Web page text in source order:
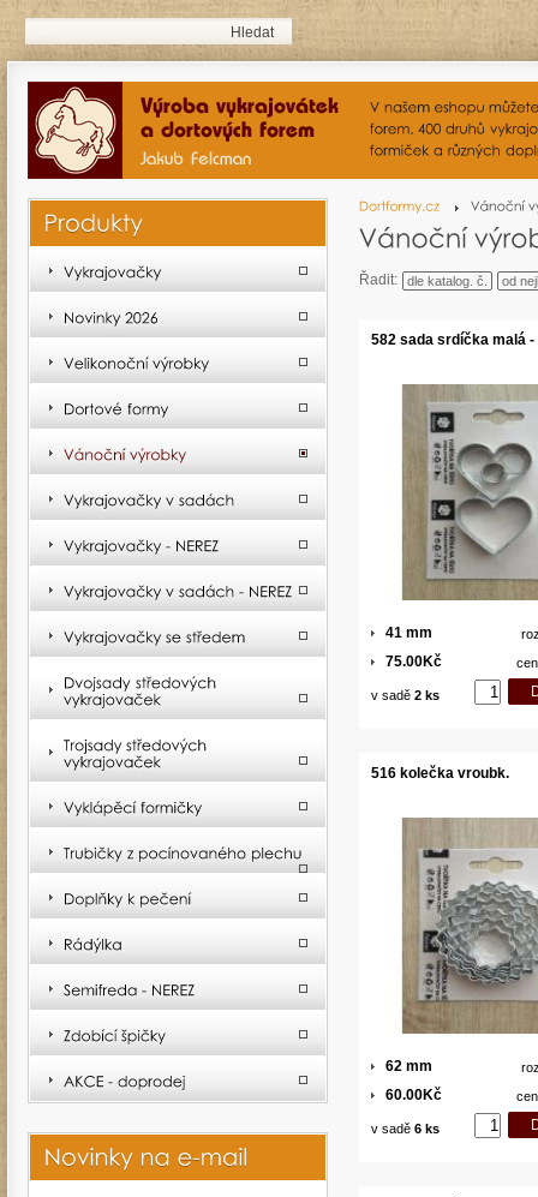
Řadit: dle katalog. č. od
582 sada srdíčka malá -
41 mm
75.00Kč
v sadě 2 ks
516 kolečka vroubk.
62 mm
60.00Kč
v sadě 6 ks